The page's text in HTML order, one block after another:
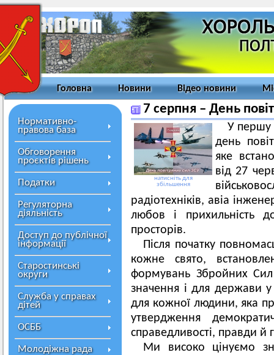
Головна Новини Відео новини
Нормативно-
правова база
Обговорення
проєктів рішень
Податки
Регуляторна
діяльність
Доступ до публічної
інформації
Старостинські
округи
Служба у справах
дітей
ОСББ
Молодіжна рада
7 серпня – День
натисніть для
збільшення
У першу
день
яке
від 27
радіотехніків, авіа
любов і прихильність
просторів.
Після початку
кожне свято,
формувань Збройних
значення і для держави у
для кожної людини, яка
утвердження
справедливості, правди й
Ми високо цінуємо